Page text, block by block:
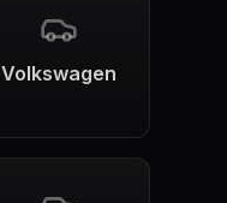
Volkswagen